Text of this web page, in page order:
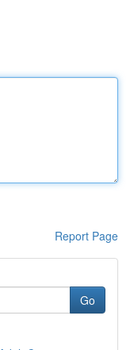
Report Page
Go